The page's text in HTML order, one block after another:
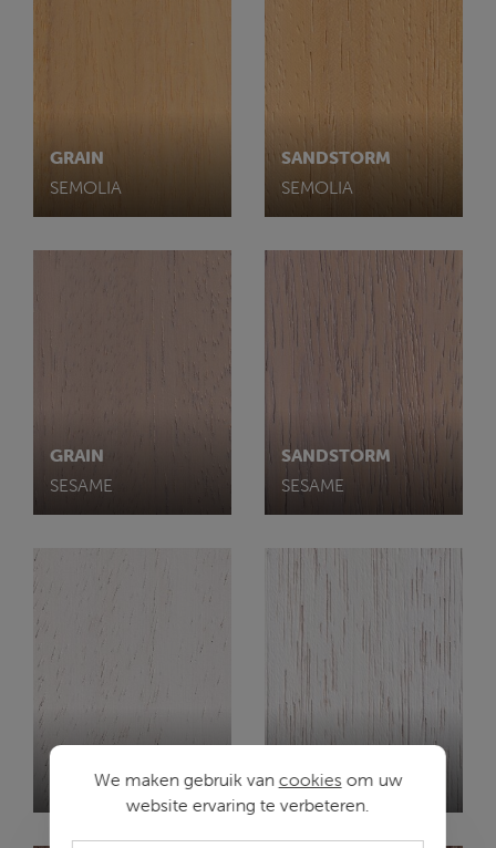
GRAIN
SEMOLIA
SANDSTORM
SEMOLIA
GRAIN
SESAME
SANDSTORM
SESAME
GRAIN
SNOW
SANDSTORM
SNOW
We maken gebruik van cookiesom uw
website ervaring te verbeteren.